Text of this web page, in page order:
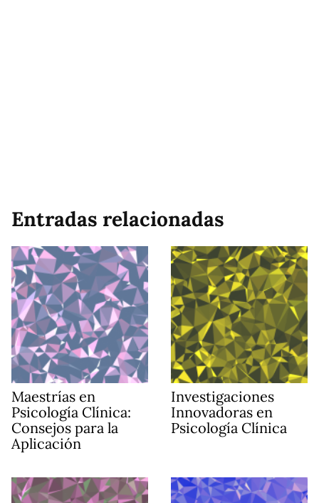
Entradas relacionadas
Maestrías en
Psicología Clínica:
Consejos para la
Aplicación
Investigaciones
Innovadoras en
Psicología Clínica